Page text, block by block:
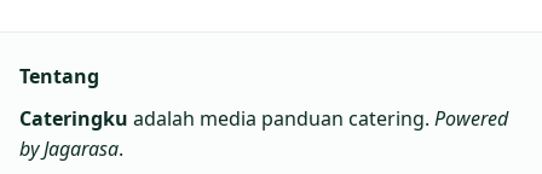
Tentang
Cateringku adalah media panduan catering. Powered
by Jagarasa.